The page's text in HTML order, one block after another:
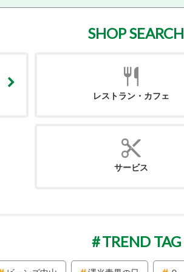
SHOP SEARCH
レストラン・カフェ
サービス
TREND TAG